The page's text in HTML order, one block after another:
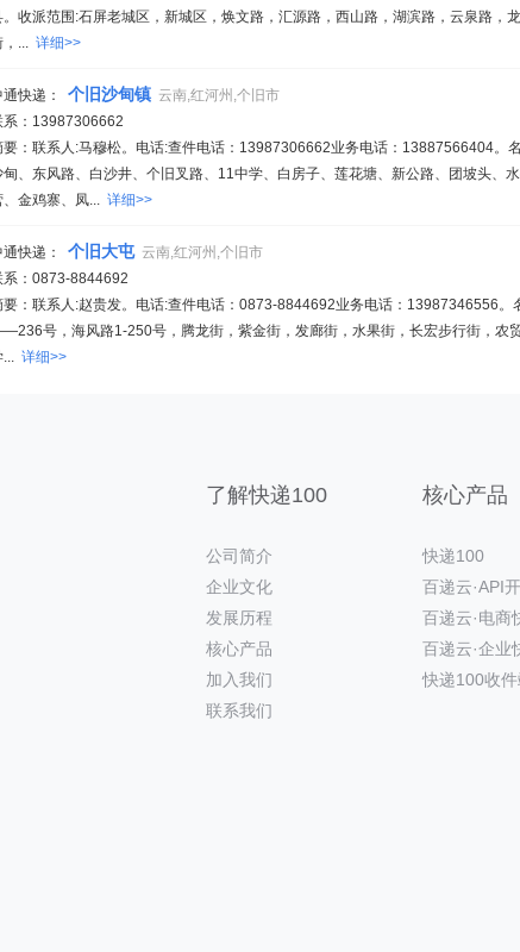
。收派范围:石屏老城区，新城区，焕文路，汇源路，西山路，湖滨路，云泉路，
，... 详细>>
快递： 个旧沙甸镇 云南,红河州,个旧市
系：13987306662
要：联系人:马穆松。电话:查件电话：13987306662业务电话：13887566404。
甸、东风路、白沙井、个旧叉路、11中学、白房子、莲花塘、新公路、团坡头、
、金鸡寨、凤... 详细>>
快递： 个旧大屯 云南,红河州,个旧市
系：0873-8844692
要：联系人:赵贵发。电话:查件电话：0873-8844692业务电话：13987346556。
号，海风路1-250号，腾龙街，紫金街，发廊街，水果街，长宏步行街，农
... 详细>>
了解快递100
公司简介
企业文化
发展历程
核心产品
加入我们
联系我们
核心产品
快递100
百递云·API
百递云·电商
百递云·企业
快递100收